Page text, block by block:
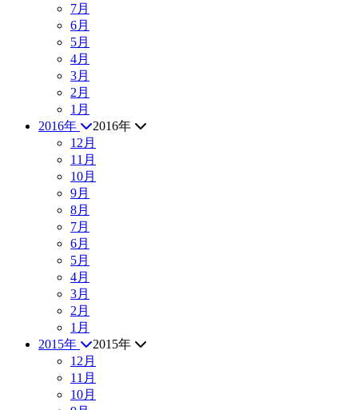
7月
6月
5月
4月
3月
2月
1月
2016年
2016年
12月
11月
10月
9月
8月
7月
6月
5月
4月
3月
2月
1月
2015年
2015年
12月
11月
10月